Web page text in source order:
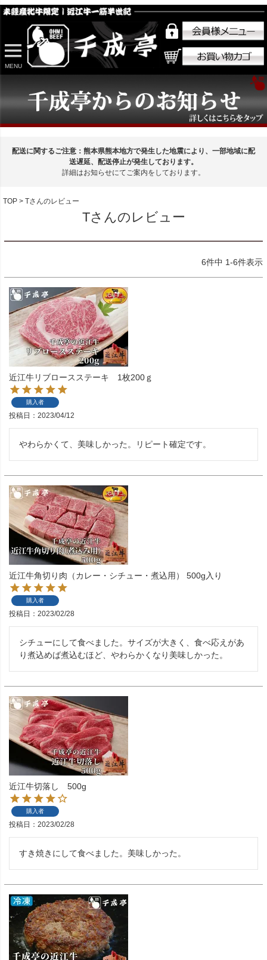
MENU
配送に関するご注意：熊本県熊本地方で発生した地震により、一部地域に配
送遅延、配送停止が発生しております。
詳細はお知らせにてご案内をしております。
TOP Tさんのレビュー
Tさんのレビュー
6件中 1-6件表示
近江牛リブロースステーキ 1枚200ｇ
購入者
投稿日 2023/04/12
やわらかくて、美味しかった。リピート確定です。
近江牛角切り肉（カレー・シチュー・煮込用） 500g入り
購入者
投稿日 2023/02/28
シチューにして食べました。サイズが大きく、食べ応えがあ
り煮込めば煮込むほど、やわらかくなり美味しかった。
近江牛切落し 500g
購入者
投稿日 2023/02/28
すき焼きにして食べました。美味しかった。